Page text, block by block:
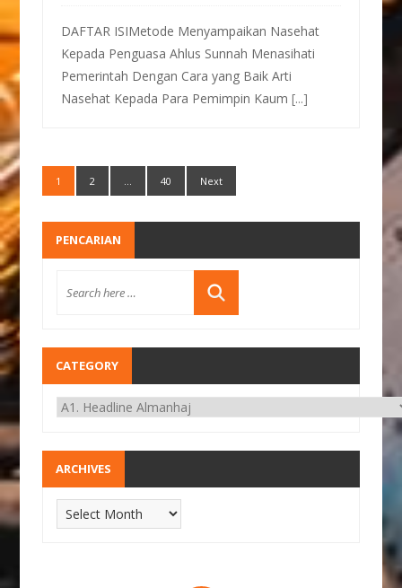
DAFTAR ISIMetode Menyampaikan Nasehat
Kepada Penguasa Ahlus Sunnah Menasihati
Pemerintah Dengan Cara yang Baik Arti
Nasehat Kepada Para Pemimpin Kaum[...]
1 2 … 40 Next
PENCARIAN
CATEGORY
ARCHIVES